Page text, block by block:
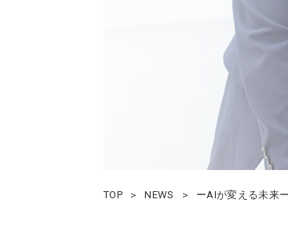
TOP NEWS ーAIが変える未来